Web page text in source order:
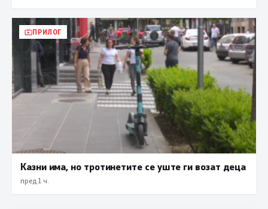
ПРИЛОГ
Казни има, но тротинетите се уште ги возат деца
пред 1 ч.